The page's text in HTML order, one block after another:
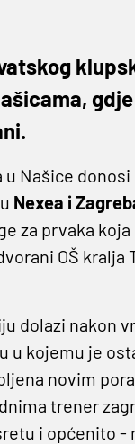
Našice
Nexea i
za prvaka
OŠ
dolazi nakon
u kojemu je
novim
trener
i općenito